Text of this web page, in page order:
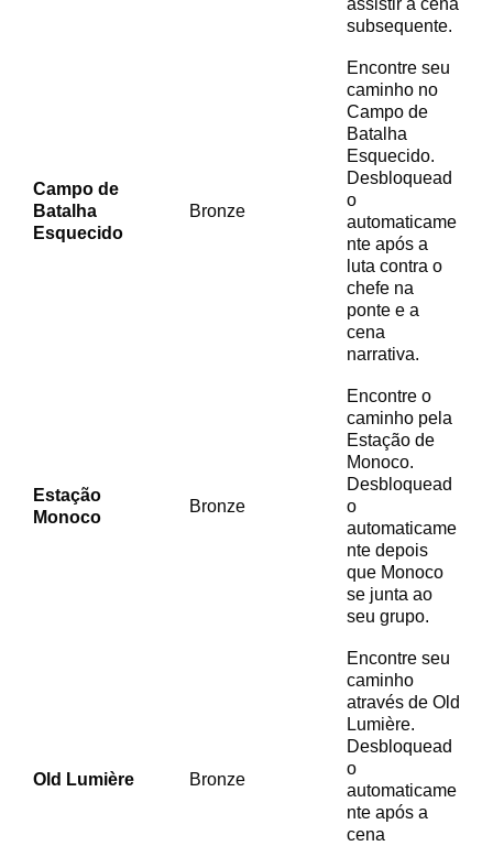
assistir à cena
subsequente.
Campo de
Batalha
Esquecido
Bronze
Encontre seu
caminho no
Campo de
Batalha
Esquecido.
Desbloquead
o
automaticame
nte após a
luta contra o
chefe na
ponte e a
cena
narrativa.
Estação
Monoco
Bronze
Encontre o
caminho pela
Estação de
Monoco.
Desbloquead
o
automaticame
nte depois
que Monoco
se junta ao
seu grupo.
Old Lumière Bronze
Encontre seu
caminho
através de Old
Lumière.
Desbloquead
o
automaticame
nte após a
cena